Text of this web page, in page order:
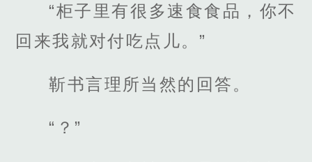
“柜子里有很多速食食品，你不
回来我就对付吃点儿。”
靳书言理所当然的回答。
“？”